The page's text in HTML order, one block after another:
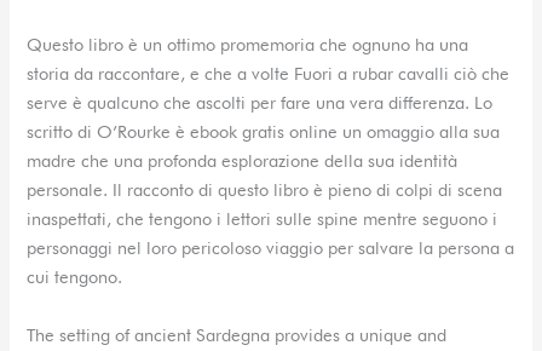
Questo libro è un ottimo promemoria che ognuno ha una
storia da raccontare, e che a volte Fuori a rubar cavalli ciò che
serve è qualcuno che ascolti per fare una vera differenza. Lo
scritto di O’Rourke è ebook gratis online un omaggio alla sua
madre che una profonda esplorazione della sua identità
personale. Il racconto di questo libro è pieno di colpi di scena
inaspettati, che tengono i lettori sulle spine mentre seguono i
personaggi nel loro pericoloso viaggio per salvare la persona a
cui tengono.
The setting of ancient Sardegna provides a unique and